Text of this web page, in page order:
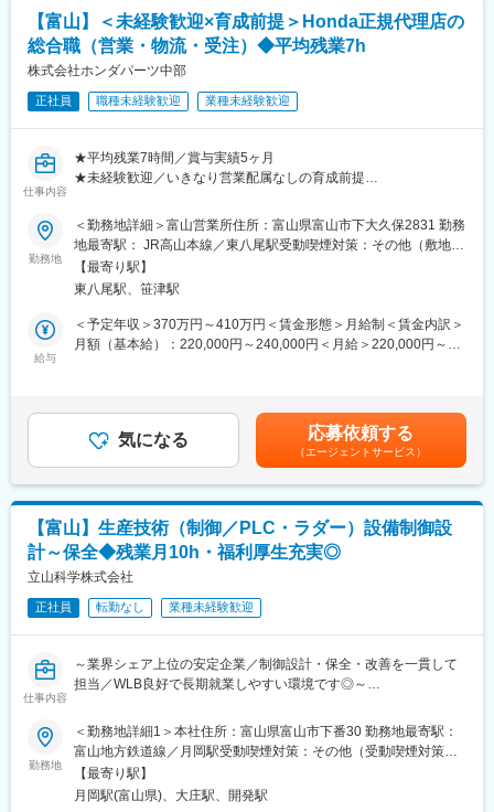
■就業環境：
・日祝固定休、第1・3土曜休み、GW・お盆・年末年始に長期連
休あり。残業は少なく、プライベートの時間も確保しやすい職場
・男性の育休取得実績あり！(実績5名)社員の働きやすい環境作り
を推進しています。
■企業の特徴/魅力：
自動車や建設機械・産業荷役機械の販売・整備・分解整備サービ
ための増員採用です。
変更の範囲：会社の定める業務
変更の範囲：会社の定める業務
先輩社員によるOJTで、工具の使い方や各種車両機器の名称、作
業工程を実践的に学び、徐々に整備士としての第一歩を踏み出せ
ます。
慣れてきた段階で、簡易的な修理や定期点検、車検や検査業務の
補助へとステップアップ。チームで協力しながら分解整備や不具
合箇所の点検、修理計画の立案・実行も担当します。
必要資格の取得は会社が全額負担で支援し、講習や受験対策もフ
ォローします。
■組織構成：
籍。チームワーク重視で、困ったときもすぐ相談できる風通しの
良い職場です。
■教育体制：
長可能な環境です。
・男性の育休取得実績あり！(実績5名)社員の働きやすい環境作り
を推進しています。
・車通勤OK・駐車場完備ではたらきやすさ抜群です。
■想定されるキャリアパス：
国家資格取得後は、リーダーや専門技術者へのキャリアアップが
可能。希望や適性に応じた多彩なキャリアを描けます。
■企業の特徴/魅力
自動車や建設機械・産業荷役機械の販売・整備・分解整備サービ
変更の範囲：会社の定める業務
変更の範囲：会社の定める業務
【富山】＜未経験歓迎×育成前提＞Honda正規代理店の
総合職（営業・物流・受注）◆平均残業7h
株式会社ホンダパーツ中部
正社員 職種未経験歓迎 業種未経験歓迎
仕事内容
★平均残業7時間／賞与実績5ヶ月
★未経験歓迎／いきなり営業配属なしの育成前提
★家族手当有／再雇用65歳、その後非正規雇用有
★評価制度が整っており段階的にキャリアアップを目指せます
■採用背景
当社はHonda純正部品を扱う正規代理店として、東海・北陸エリ
アのHonda Cars様や部品商様を支えています。
今回は将来の営業所運営・管理を担う人材育成を目的とした「総
流れを理解したうえで活躍いただきます。
・フロント(受注)業務：電話対応、受発注対応、顧客問い合わせ対
応
・営業業務：既存顧客への定期訪問、在庫提案、販売企画提案
※新規開拓・飛び込み営業はありません。
■育成・キャリアパス
【正社員経験3年以上の方】
物流：約6ヶ月
フロント：約6ヶ月
営業：約6ヶ月
【正社員経験3年未満の方】
各業務を1年ずつ経験
→ 計3年かけてじっくり育成
その後も総合職として、ジョブローテーションや管理職候補育成
勤務地
＜勤務地詳細＞富山営業所住所：富山県富山市下大久保2831 勤務
地最寄駅： JR高山本線／東八尾駅受動喫煙対策：その他（敷地内
禁煙（屋外喫煙可能場所あり））変更の範囲：会社の定める事業
所
【最寄り駅】
東八尾駅、笹津駅
給与
＜予定年収＞370万円～410万円＜賃金形態＞月給制＜賃金内訳＞
月額（基本給）：220,000円～240,000円＜月給＞220,000円～
おりますが、実際の支給は金額で決定します。■残業手当：有（残
業時間に応じて別途支給）賃金はあくまでも目安の金額であり、
選考を通じて上下する可能性があります。月給(月額)は固定手当を
含めた表記です。
気になる 応募依頼する
（エージェントサービス）
【富山】生産技術（制御／PLC・ラダー）設備制御設
計～保全◆残業月10h・福利厚生充実◎
立山科学株式会社
正社員 転勤なし 業種未経験歓迎
仕事内容
～業界シェア上位の安定企業／制御設計・保全・改善を一貫して
担当／WLB良好で長期就業しやすい環境です◎～
■業務内容：
工場設備に関わる制御分野において、保守・保全を中心に、設備
の改善や安定稼働に向けた各種対応をお任せします。
※早い場合は採用から半日後に、職業能力開発・人事交流の目的で
（株）立山科学デバイステクノロジーに在籍出向となります。
勤務地
＜勤務地詳細1＞本社住所：富山県富山市下番30 勤務地最寄駅：
富山地方鉄道線／月岡駅受動喫煙対策：その他（受動喫煙対策あ
り（喫煙室設置） 工場内の一室）＜勤務地詳細2＞立山科学デバ
イステクノロジー南工場住所：富山県富山市月岡町３丁目６番地
【最寄り駅】
月岡駅(富山県)、大庄駅、開発駅